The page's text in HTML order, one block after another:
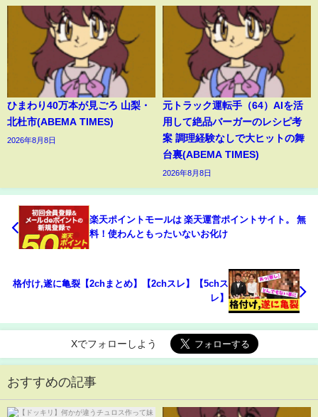
ひまわり40万本が見ごろ 山梨・
北杜市(ABEMA TIMES)
2026年8月8日
元トラック運転手（64）AIを活
用して絶品バーガーのレシピ考
案 調理経験なしで大ヒットの舞
台裏(ABEMA TIMES)
2026年8月8日
楽天ポイントモールは 楽天運営ポイントサイト。 無
料！使わんともったいないお化け
格付け,遂に亀裂【2chまとめ】【2chスレ】【5chス
レ】
Xでフォローしよう
おすすめの記事